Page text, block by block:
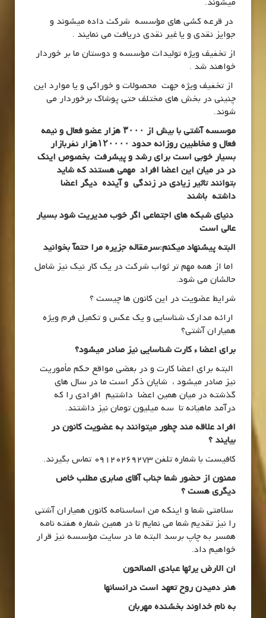
در قرعه کشی های مؤسسه شرکت داده میشوند و
جوایز نقدی و یا غیر نقدی دریافت می نمایند .
از تخفیف ویژه تولیدات مؤسسه و دوستان ما بر خوردار
خواهند شد .
از تخفیف ویژه جهت محصولات و خوراکی و یا موارد این
چنینی در بخش های مختلف حتی پوشاک برخوردار می
شوند.
موسسه آشتی با بیش از ۳۰۰۰ هزار عضو فعال و نیمه
فعال و مخاطبین روزانه حدود ۱۲۰۰۰۰هزار نفربازار
بسیار خوبی است برای رشد و پیشرفت بخصوص اینک
در در میان این اعضا افراد مهمی هستند که شاید
بتوانند تاثیر زیادی در زندگی و آینده دیگر اعضا
داشته باشند
دنیای شبکه های اجتماعی اگر خوب مدیریت شود بسیار
عالی است
البته پیشنهاد میکنم:سرمقاله جزیره مرا حتمآ بخوانید
اما از همه مهم تر ثواب شرکت در یک کار نیک نیز شامل
حالشان می شود.
شرایط عضویت در این کانون ها چیست ؟
ارائه مدارک شناسایی و یک عکس و تکمیل فرم ویژه
همیاران آشتی؟
برای اعضا ء کارت شناسایی نیز صادر میشود؟
البته برای اعضا کارت و در بعضی مواقع حکم مأموریت
نیز صادر میشود ، شایان ذکر است ما در سال های
گذشته در میان همین اعضا داشتیم افرادی را که
درآمد ماهیانه تا سه میلیون تومان نیز داشتند.
افراد علاقه مند چطور میتوانند به عضویت کانون در
بیایند ؟
کافیست با شماره تلفن 09120269273 تماس بگیرند.
ممنون از حضور شما جناب آقای صابری مطلب خاص
دیگری هست ؟
سلامتی شما و اینکه من اساسنامه کانون همیاران آشتی
را نیز تقدیم شما می نمایم تا در همین شماره هفته نامه
همسر به چاپ برسد البته ما در سایت مؤسسه نیز قرار
خواهیم داد.
ان الارض یرثها عبادی الصالحون
هنر دمیدن روح تعهد است درانسانها
به نام خداوند بخشنده مهربان